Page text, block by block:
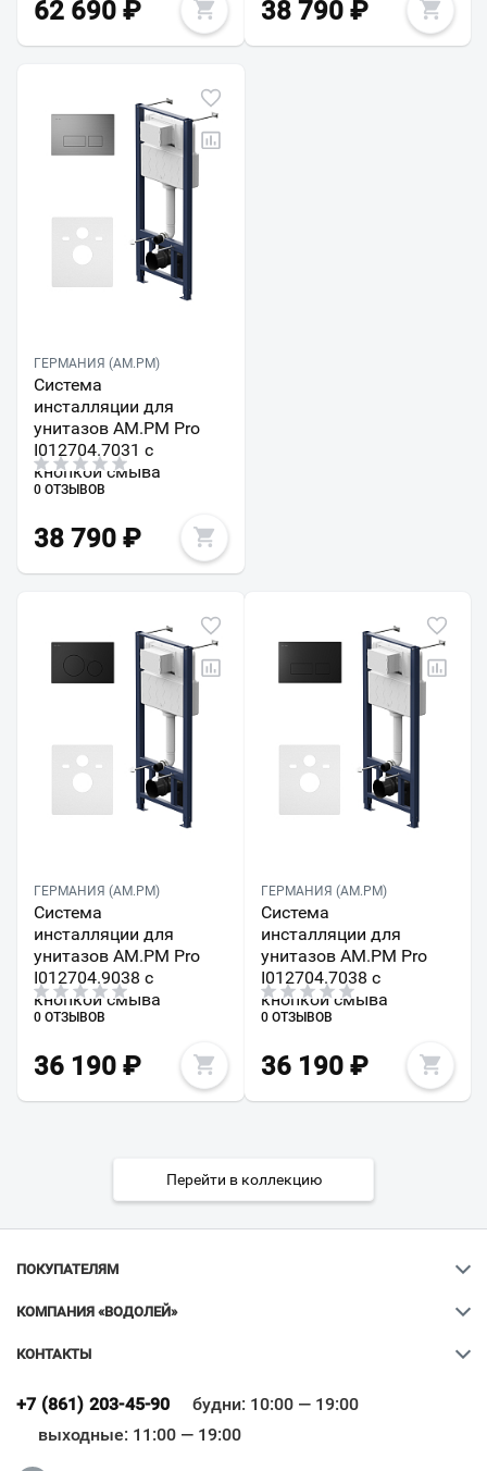
62 690 ₽ 38 790₽
ГЕРМАНИЯ (AM.PM)
Система
инсталляции для
унитазов AM.PM Pro
I012704.7031 с
кнопкой смыва
0 ОТЗЫВОВ
38 790 ₽
ГЕРМАНИЯ (AM.PM)
Система
инсталляции для
унитазов AM.PM Pro
I012704.9038 с
кнопкой смыва
0 ОТЗЫВОВ
36 190 ₽
ГЕРМАНИЯ (AM.PM)
Система
инсталляции для
унитазов AM.PM Pro
I012704.7038 с
кнопкой смыва
0 ОТЗЫВОВ
36 190₽
Перейти в коллекцию
ПОКУПАТЕЛЯМ
КОМПАНИЯ «ВОДОЛЕЙ»
КОНТАКТЫ
+7 (861) 203-45-90
будни: 10:00 — 19:00
выходные: 11:00 — 19:00
Всё верно